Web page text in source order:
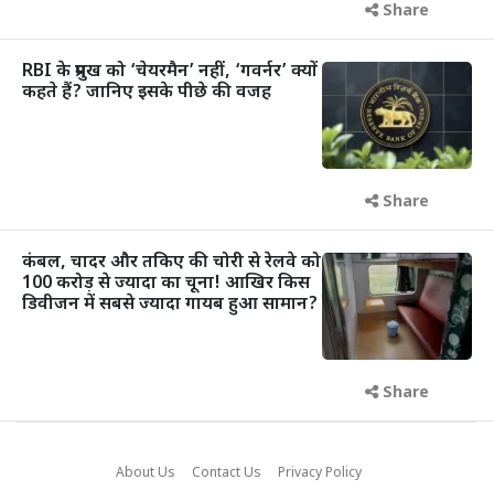
Share
RBI के प्रमुख को ‘चेयरमैन’ नहीं, ‘गवर्नर’ क्यों
कहते हैं? जानिए इसके पीछे की वजह
Share
कंबल, चादर और तकिए की चोरी से रेलवे को
100 करोड़ से ज्यादा का चूना! आखिर किस
डिवीजन में सबसे ज्यादा गायब हुआ सामान?
Share
About Us Contact Us Privacy Policy